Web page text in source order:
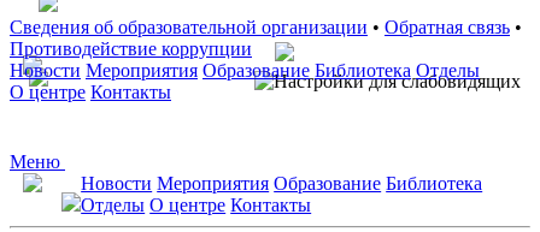
Сведения об образовательной организации • Обратная связь •
Противодействие коррупции
Новости Мероприятия Образование Библиотека Отделы
О центре Контакты
Меню
Новости Мероприятия Образование Библиотека
Отделы О центре Контакты